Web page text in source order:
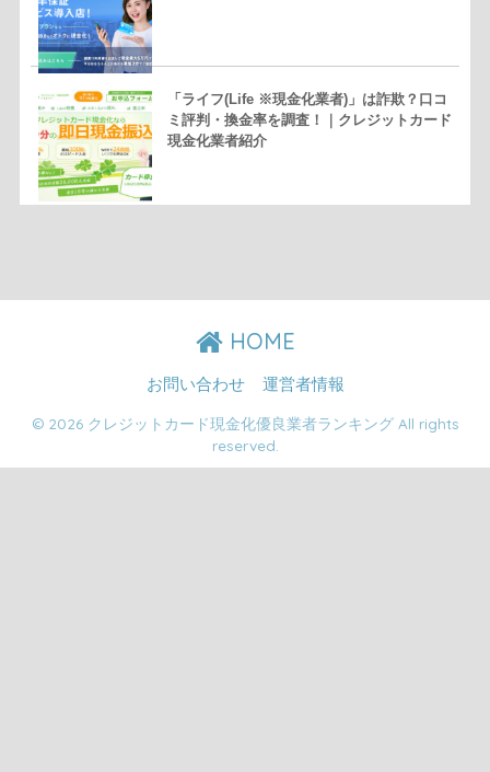
「ライフ(Life ※現金化業者)」は詐欺？口コ
ミ評判・換金率を調査！｜クレジットカード
現金化業者紹介
HOME
お問い合わせ 運営者情報
© 2026 クレジットカード現金化優良業者ランキング All rights
reserved.